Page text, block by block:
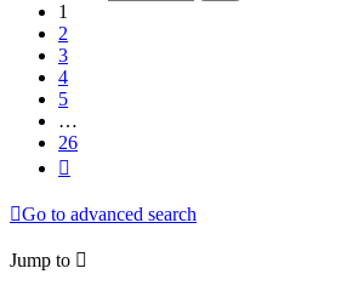
1
2
3
4
5
…
26
Go to advanced search
Jump to